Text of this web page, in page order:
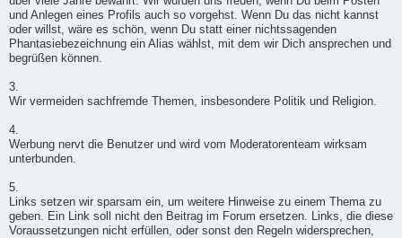
und Anlegen eines Profils auch so vorgehst. Wenn Du das nicht kannst
oder willst, wäre es schön, wenn Du statt einer nichtssagenden
Phantasiebezeichnung ein Alias wählst, mit dem wir Dich ansprechen und
begrüßen können.
3.
Wir vermeiden sachfremde Themen, insbesondere Politik und Religion.
4.
Werbung nervt die Benutzer und wird vom Moderatorenteam wirksam
unterbunden.
5.
Links setzen wir sparsam ein, um weitere Hinweise zu einem Thema zu
geben. Ein Link soll nicht den Beitrag im Forum ersetzen. Links, die diese
Voraussetzungen nicht erfüllen, oder sonst den Regeln widersprechen,